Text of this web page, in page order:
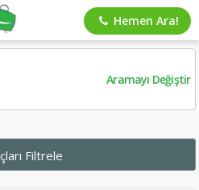
Hemen Ara!
Aramayı Değiştir
Filtrele